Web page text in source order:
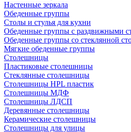
Настенные зеркала
Обеденные группы
Столы и стулья для кухни
Обеденные группы с раздвижными
Обеденные группы со стеклянной
Мягкие обеденные группы
Столешницы
Пластиковые столешницы
Стеклянные столешницы
Столешницы HPL пластик
Столешницы МДФ
Столешницы ЛДСП
Деревянные столешницы
Керамические столешницы
Столешницы для улицы